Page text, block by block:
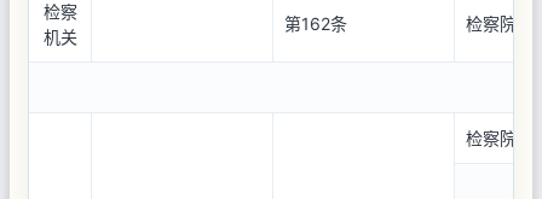
检察
机关
第162条 检察院对
检察院对